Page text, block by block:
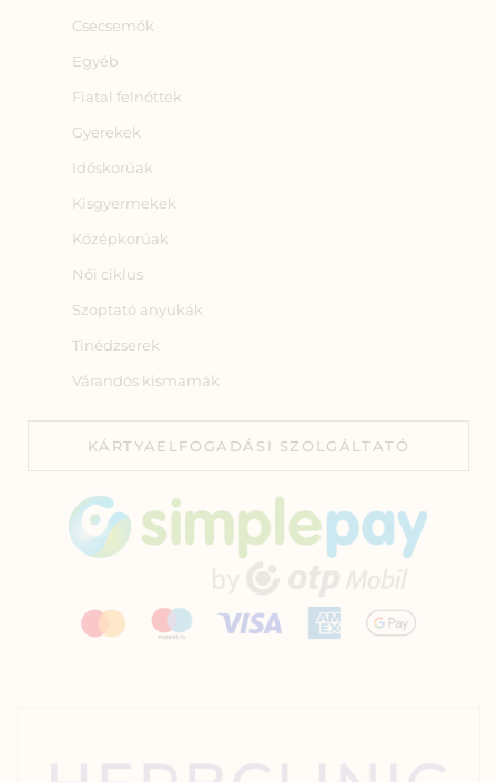
Csecsemők
Egyéb
Fiatal felnőttek
Gyerekek
Időskorúak
Kisgyermekek
Középkorúak
Női ciklus
Szoptató anyukák
Tinédzserek
Várandós kismamák
KÁRTYAELFOGADÁSI SZOLGÁLTATÓ